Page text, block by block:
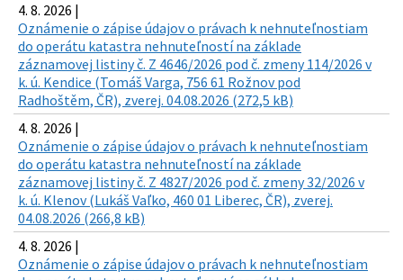
4. 8. 2026 |
Oznámenie o zápise údajov o právach k nehnuteľnostiam
do operátu katastra nehnuteľností na základe
záznamovej listiny č. Z 4646/2026 pod č. zmeny 114/2026 v
k. ú. Kendice (Tomáš Varga, 756 61 Rožnov pod
Radhoštěm, ČR), zverej. 04.08.2026 (272,5 kB)
4. 8. 2026 |
Oznámenie o zápise údajov o právach k nehnuteľnostiam
do operátu katastra nehnuteľností na základe
záznamovej listiny č. Z 4827/2026 pod č. zmeny 32/2026 v
k. ú. Klenov (Lukáš Vaľko, 460 01 Liberec, ČR), zverej.
04.08.2026 (266,8 kB)
4. 8. 2026 |
Oznámenie o zápise údajov o právach k nehnuteľnostiam